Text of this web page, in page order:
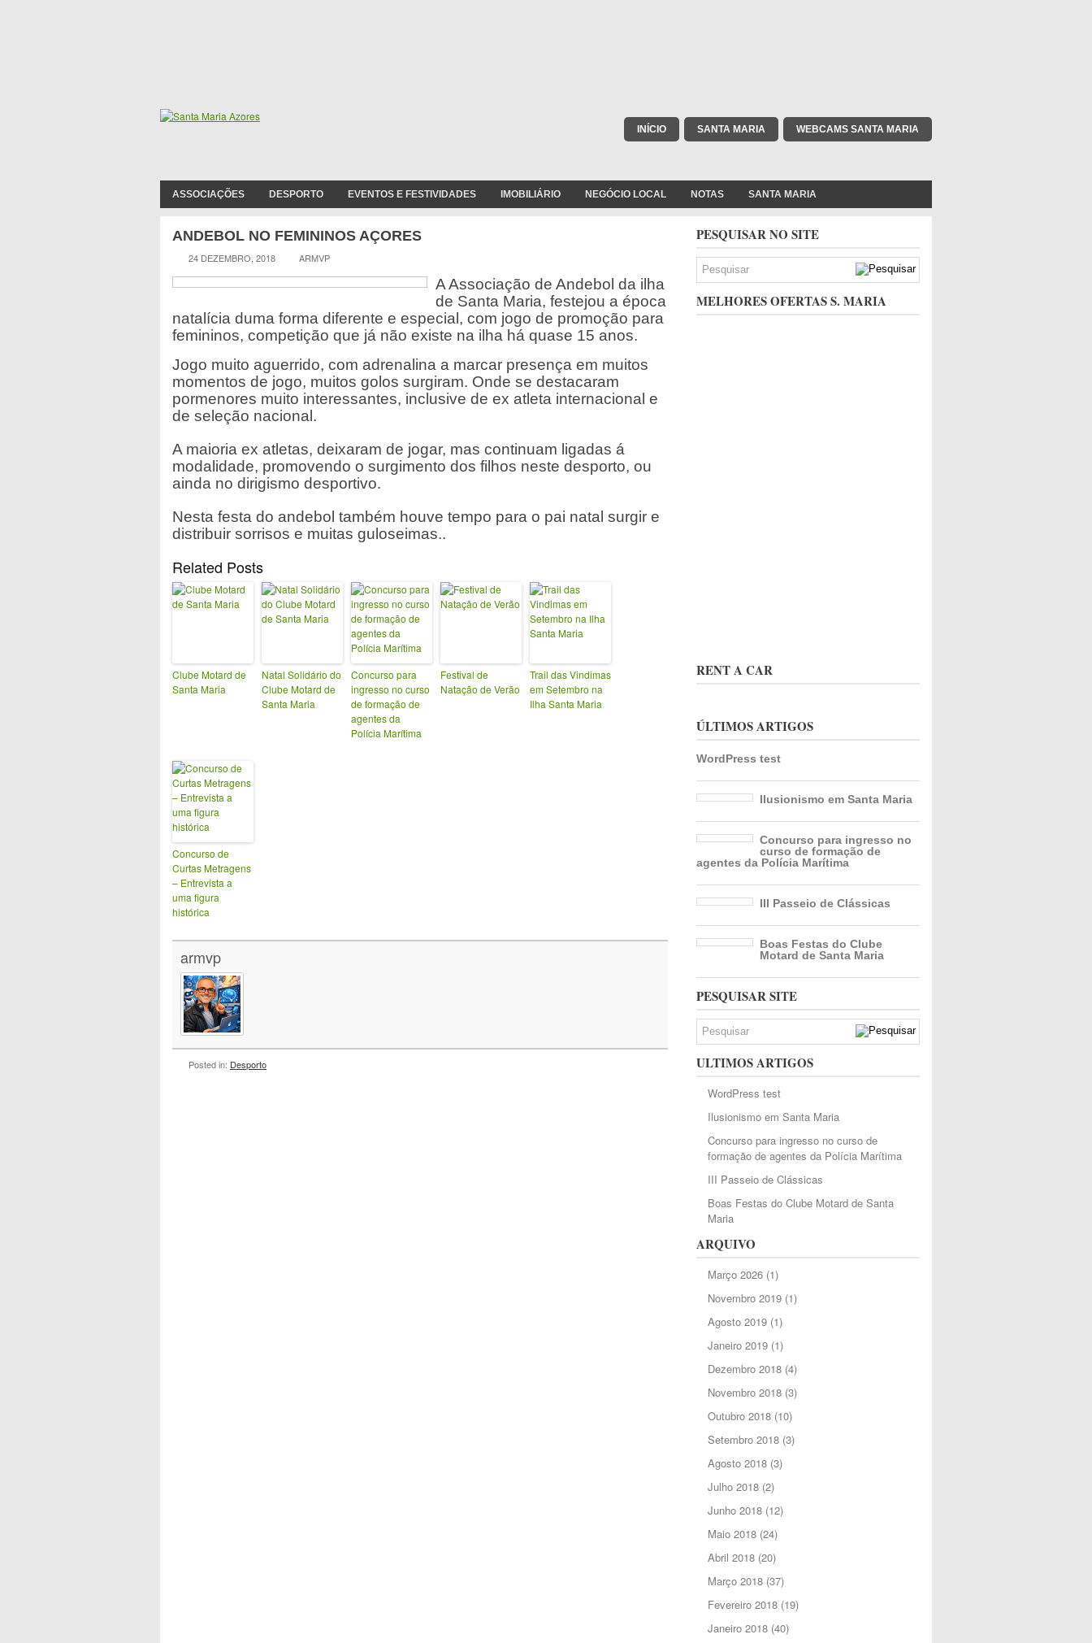
INÍCIO SANTA MARIA WEBCAMS SANTA MARIA
ASSOCIAÇÕES DESPORTO EVENTOS E FESTIVIDADES IMOBILIÁRIO NEGÓCIO LOCAL NOTAS SANTA MARIA
ANDEBOL NO FEMININOS AÇORES
24 DEZEMBRO, 2018 ARMVP
A Associação de Andebol da ilha
de Santa Maria, festejou a época
natalícia duma forma diferente e especial, com jogo de promoção para
femininos, competição que já não existe na ilha há quase 15 anos.
Jogo muito aguerrido, com adrenalina a marcar presença em muitos
momentos de jogo, muitos golos surgiram. Onde se destacaram
pormenores muito interessantes, inclusive de ex atleta internacional e
de seleção nacional.
A maioria ex atletas, deixaram de jogar, mas continuam ligadas á
modalidade, promovendo o surgimento dos filhos neste desporto, ou
ainda no dirigismo desportivo.
Nesta festa do andebol também houve tempo para o pai natal surgir e
distribuir sorrisos e muitas guloseimas..
Related Posts
Clube Motard de
Santa Maria
Natal Solidário do
Clube Motard de
Santa Maria
Concurso para
ingresso no curso
de formação de
agentes da
Polícia Marítima
Festival de
Natação de Verão
Trail das Vindimas
em Setembro na
Ilha Santa Maria
Concurso de
Curtas Metragens
– Entrevista a
uma figura
histórica
armvp
Posted in: Desporto
PESQUISAR NO SITE
MELHORES OFERTAS S. MARIA
RENT A CAR
ÚLTIMOS ARTIGOS
WordPress test
Ilusionismo em Santa Maria
Concurso para ingresso no
curso de formação de
agentes da Polícia Marítima
III Passeio de Clássicas
Boas Festas do Clube
Motard de Santa Maria
PESQUISAR SITE
ULTIMOS ARTIGOS
WordPress test
Ilusionismo em Santa Maria
Concurso para ingresso no curso de
formação de agentes da Polícia Marítima
III Passeio de Clássicas
Boas Festas do Clube Motard de Santa
Maria
ARQUIVO
Março 2026(1)
Novembro 2019(1)
Agosto 2019(1)
Janeiro 2019(1)
Dezembro 2018(4)
Novembro 2018(3)
Outubro 2018(10)
Setembro 2018(3)
Agosto 2018(3)
Julho 2018(2)
Junho 2018(12)
Maio 2018(24)
Abril 2018(20)
Março 2018(37)
Fevereiro 2018(19)
Janeiro 2018(40)